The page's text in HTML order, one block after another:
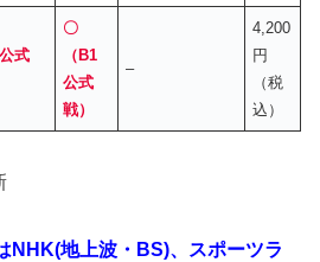
式
〇
（B1
公式
戦）
–
4,200
円
（税
込）
NHK(地上波・BS)、スポーツラ